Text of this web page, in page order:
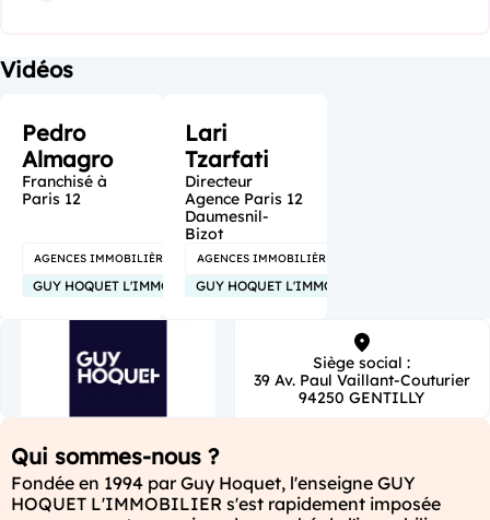
Vidéos
Pedro
Almagro
Franchisé à
Paris 12
AGENCES IMMOBILIÈRES
GUY HOQUET L'IMMOBILIER
Lari
Tzarfati
Directeur
Agence Paris 12
Daumesnil-
Bizot
AGENCES IMMOBILIÈRES
GUY HOQUET L'IMMOBILIER
Siège social :
39 Av. Paul Vaillant-Couturier
94250 GENTILLY
Qui sommes-nous ?
Fondée en 1994 par Guy Hoquet, l'enseigne GUY
HOQUET L'IMMOBILIER s'est rapidement imposée